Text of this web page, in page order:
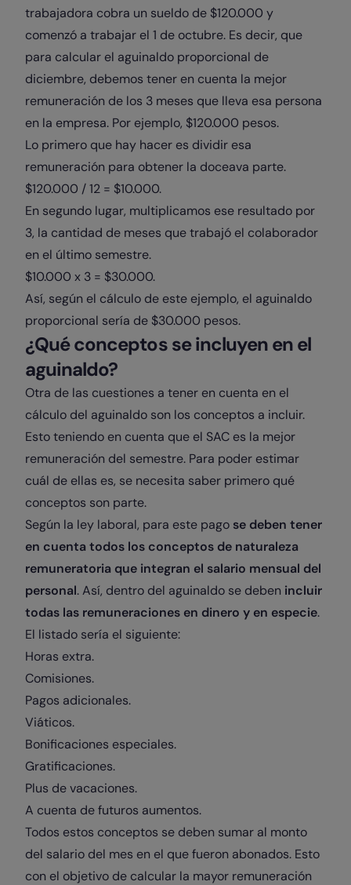
trabajadora cobra un sueldo de $120.000 y
comenzó a trabajar el 1 de octubre. Es decir, que
para calcular el aguinaldo proporcional de
diciembre, debemos tener en cuenta la mejor
remuneración de los 3 meses que lleva esa persona
en la empresa. Por ejemplo, $120.000 pesos.
Lo primero que hay hacer es dividir esa
remuneración para obtener la doceava parte.
$120.000 / 12 = $10.000.
En segundo lugar, multiplicamos ese resultado por
3, la cantidad de meses que trabajó el colaborador
en el último semestre.
$10.000 x 3 = $30.000.
Así, según el cálculo de este ejemplo, el aguinaldo
proporcional sería de $30.000 pesos.
¿Qué conceptos se incluyen en el
aguinaldo?
Otra de las cuestiones a tener en cuenta en el
cálculo del aguinaldo son los conceptos a incluir.
Esto teniendo en cuenta que el SAC es la mejor
remuneración del semestre. Para poder estimar
cuál de ellas es, se necesita saber primero qué
conceptos son parte.
Según la ley laboral, para este pago se deben tener
en cuenta todos los conceptos de naturaleza
remuneratoria que integran el salario mensual del
personal. Así, dentro del aguinaldo se deben incluir
todas las remuneraciones en dinero y en especie.
El listado sería el siguiente:
Horas extra.
Comisiones.
Pagos adicionales.
Viáticos.
Bonificaciones especiales.
Gratificaciones.
Plus de vacaciones.
A cuenta de futuros aumentos.
Todos estos conceptos se deben sumar al monto
del salario del mes en el que fueron abonados. Esto
con el objetivo de calcular la mayor remuneración